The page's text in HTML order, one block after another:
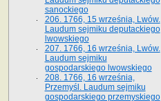
sanockiego
206. 1766, 15 września, Lwów.
Laudum sejmiku deputackiego
lwowskiego
207. 1766, 16 września, Lwów.
Laudum sejmiku
gospodarskiego lwowskiego
208. 1766, 16 września,
Przemyśl. Laudum sejmiku
gospodarskiego przemyskiego